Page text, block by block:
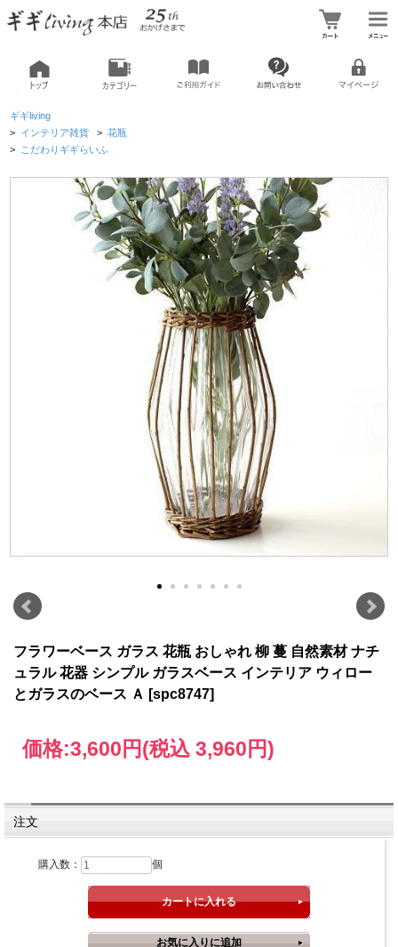
ギギliving
> インテリア雑貨 > 花瓶
> こだわりギギらいふ
フラワーベース ガラス 花瓶 おしゃれ 柳 蔓 自然素材 ナチ
ュラル 花器 シンプル ガラスベース インテリア ウィロー
とガラスのベース Ａ [spc8747]
価格:3,600円(税込 3,960円)
注文
購入数： 個